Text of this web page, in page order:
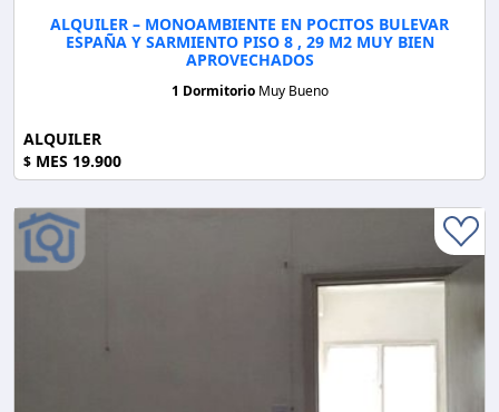
ALQUILER – MONOAMBIENTE EN POCITOS BULEVAR
ESPAÑA Y SARMIENTO PISO 8 , 29 M2 MUY BIEN
APROVECHADOS
1 Dormitorio Muy Bueno
ALQUILER
$ MES 19.900